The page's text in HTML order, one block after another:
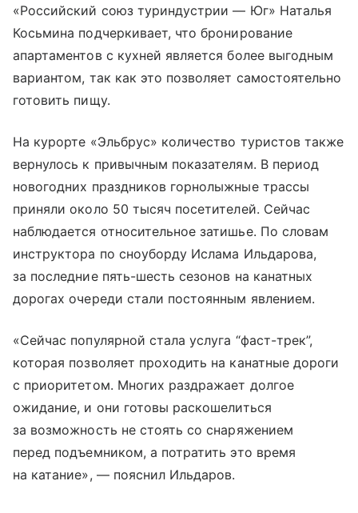
«Российский союз туриндустрии — Юг» Наталья
Косьмина подчеркивает, что бронирование
апартаментов с кухней является более выгодным
вариантом, так как это позволяет самостоятельно
готовить пищу.
На курорте «Эльбрус» количество туристов также
вернулось к привычным показателям. В период
новогодних праздников горнолыжные трассы
приняли около 50 тысяч посетителей. Сейчас
наблюдается относительное затишье. По словам
инструктора по сноуборду Ислама Ильдарова,
за последние пять-шесть сезонов на канатных
дорогах очереди стали постоянным явлением.
«Сейчас популярной стала услуга “фаст-трек”,
которая позволяет проходить на канатные дороги
с приоритетом. Многих раздражает долгое
ожидание, и они готовы раскошелиться
за возможность не стоять со снаряжением
перед подъемником, а потратить это время
на катание», — пояснил Ильдаров.